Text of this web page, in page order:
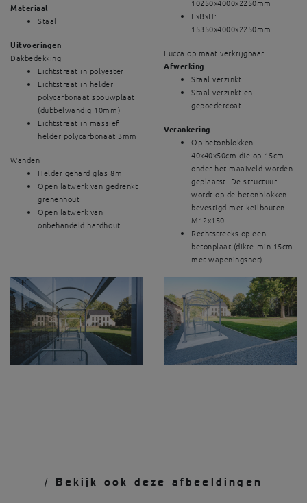
Materiaal
Staal
Uitvoeringen
Dakbedekking
Lichtstraat in polyester
Lichtstraat in helder
polycarbonaat spouwplaat
(dubbelwandig 10mm)
Lichtstraat in massief
helder polycarbonaat 3mm
Wanden
Helder gehard glas 8m
Open latwerk van gedrenkt
grenenhout
Open latwerk van
onbehandeld hardhout
10250x4000x2250mm
LxBxH:
15350x4000x2250mm
Lucca op maat verkrijgbaar
Afwerking
Staal verzinkt
Staal verzinkt en
gepoedercoat
Verankering
Op betonblokken
40x40x50cm die op 15cm
onder het maaiveld worden
geplaatst. De structuur
wordt op de betonblokken
bevestigd met keilbouten
M12x150.
Rechtstreeks op een
betonplaat (dikte min.15cm
met wapeningsnet)
/ Bekijk ook deze afbeeldingen